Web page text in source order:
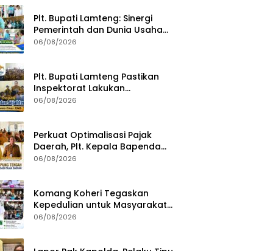
Plt. Bupati Lamteng: Sinergi
Pemerintah dan Dunia Usaha
Kunci Pembangunan
06/08/2026
Plt. Bupati Lamteng Pastikan
Inspektorat Lakukan
Pemeriksaan Akhir Masa
06/08/2026
Perkuat Optimalisasi Pajak
Daerah, Plt. Kepala Bapenda
Lampung Tengah Minta Seluruh
06/08/2026
Komang Koheri Tegaskan
Kepedulian untuk Masyarakat
Lampung Tengah Lewat
06/08/2026